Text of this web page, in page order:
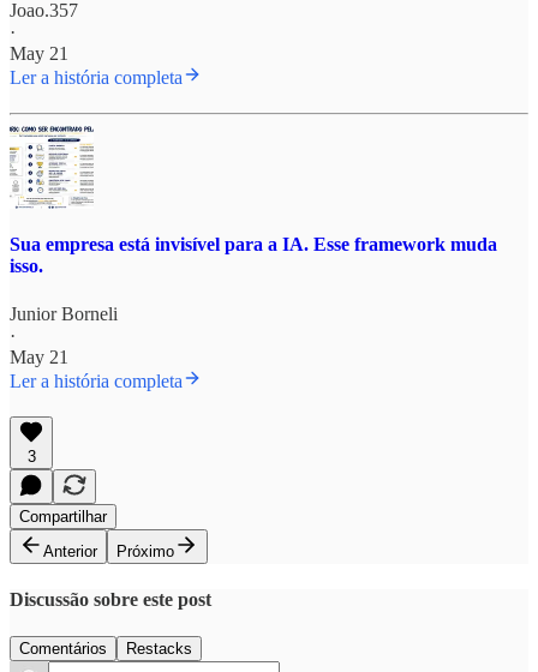
Joao.357
·
May 21
Ler a história completa
Sua empresa está invisível para a IA. Esse framework muda
isso.
Junior Borneli
·
May 21
Ler a história completa
3
Compartilhar
Anterior
Próximo
Discussão sobre este post
Comentários Restacks